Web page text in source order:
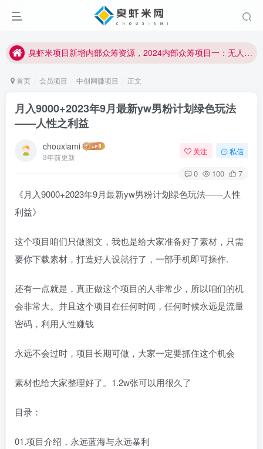
臭虾米项目新增内部众筹资源，2024内部众筹项目一：无人直播，价值1980元
臭虾米项目新增内部众筹资源，2024内部众筹项目一：无人直播，价值1980元
首页 会员项目 中创网赚项目 正文
月入9000+2023年9月最新yw男粉计划绿色玩法
——人性之利益
chouxiami
3年前更新
关注 私信
0 100 7
《月入9000+2023年9月最新yw男粉计划绿色玩法——人性
利益》
这个项目咱们只做图文，我也是给大家准备好了素材，只需
要你下载素材，打造好人设就行了，一部手机即可操作.
还有一点就是，真正做这个项目的人非常少，所以咱们的机
会非常大。并且这个项目在任何时间，任何时候永远是流量
密码，利用人性赚钱
永远不会过时，项目长期可做，大家一定要抓住这个机会
素材也给大家整理好了。1.2w张可以用很久了
目录：
01.项目介绍，永远蓝海与永远暴利